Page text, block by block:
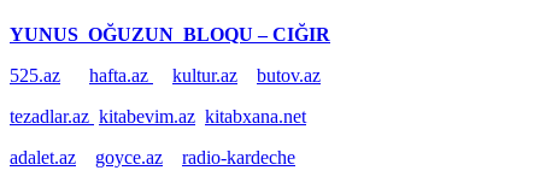
YUNUS OĞUZUN BLOQU – CIĞIR
525.az
hafta.az kultur.az
butov.az
tezadlar.az kitabevim.az kitabxana.net
adalet.az
goyce.az radio-kardeche